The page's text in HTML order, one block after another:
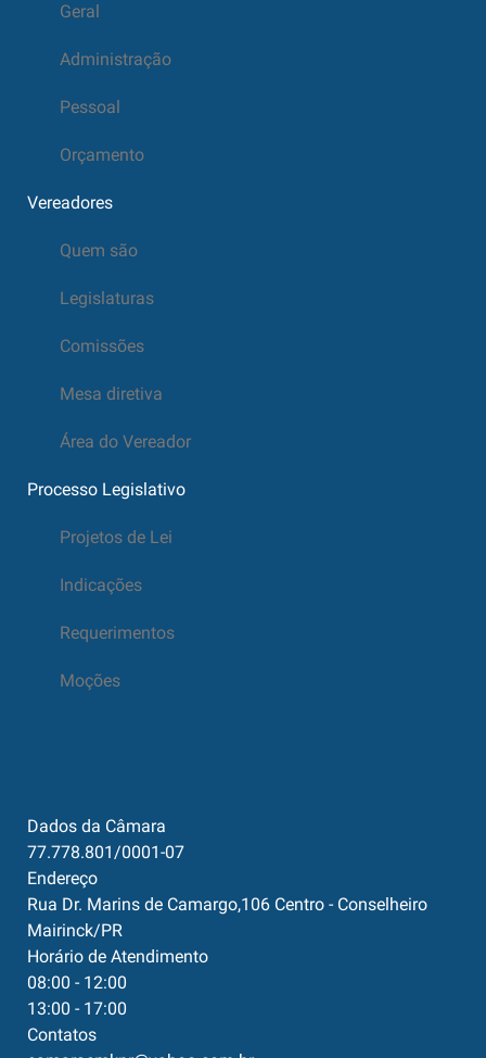
Geral
Administração
Pessoal
Orçamento
Vereadores
Quem são
Legislaturas
Comissões
Mesa diretiva
Área do Vereador
Processo Legislativo
Projetos de Lei
Indicações
Requerimentos
Moções
Dados da Câmara
77.778.801/0001-07
Endereço
Rua Dr. Marins de Camargo,106 Centro - Conselheiro
Mairinck/PR
Horário de Atendimento
08:00 - 12:00
13:00 - 17:00
Contatos